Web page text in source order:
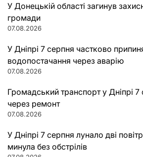
У Донецькій області загинув
громади
07.08.2026
У Дніпрі 7 серпня частково
водопостачання через аварію
07.08.2026
Громадський транспорт у Дніпрі 7
через ремонт
07.08.2026
У Дніпрі 7 серпня лунало дві
минула без обстрілів